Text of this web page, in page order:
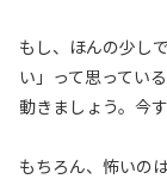
もし、ほんの少し
い」って思っている
動きましょう。今す
もちろん、怖いの